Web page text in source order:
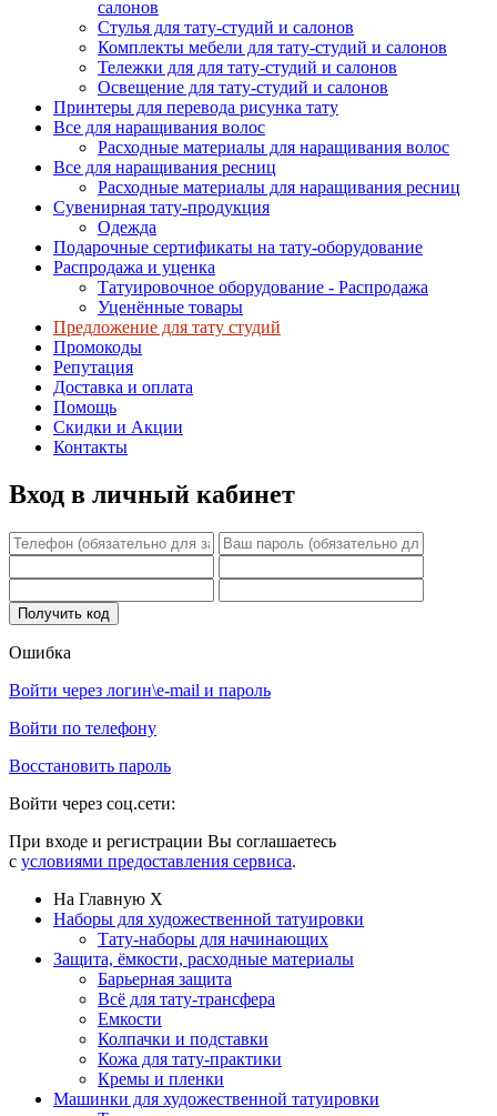
салонов
Стулья для тату-студий и салонов
Комплекты мебели для тату-студий и салонов
Тележки для для тату-студий и салонов
Освещение для тату-студий и салонов
Принтеры для перевода рисунка тату
Все для наращивания волос
Расходные материалы для наращивания волос
Все для наращивания ресниц
Расходные материалы для наращивания ресниц
Сувенирная тату-продукция
Одежда
Подарочные сертификаты на тату-оборудование
Распродажа и уценка
Татуировочное оборудование - Распродажа
Уценённые товары
Предложение для тату студий
Промокоды
Репутация
Доставка и оплата
Помощь
Скидки и Акции
Контакты
Вход в личный кабинет
Ошибка
Войти через логин\e-mail и пароль
Войти по телефону
Восстановить пароль
Войти через соц.сети:
При входе и регистрации Вы соглашаетесь
с условиями предоставления сервиса.
На Главную X
Наборы для художественной татуировки
Тату-наборы для начинающих
Защита, ёмкости, расходные материалы
Барьерная защита
Всё для тату-трансфера
Емкости
Колпачки и подставки
Кожа для тату-практики
Кремы и пленки
Машинки для художественной татуировки